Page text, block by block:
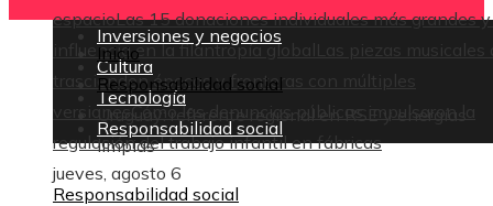
espacioLas 15 donaciones individuales más grandes y
influencia en la filantropía global
Las piezas musicales
trascienden épocas y fronteras con múltiples
versionesCómo las denuncias públicas impulsaron la
regulación del trabajo infantil en fábricas
jueves, agosto 6
Inversiones y negocios
Cultura
Tecnología
Responsabilidad social
Inicio
Responsabilidad social
Uruguay: referente regional en RSE y energías
limpias
Responsabilidad social